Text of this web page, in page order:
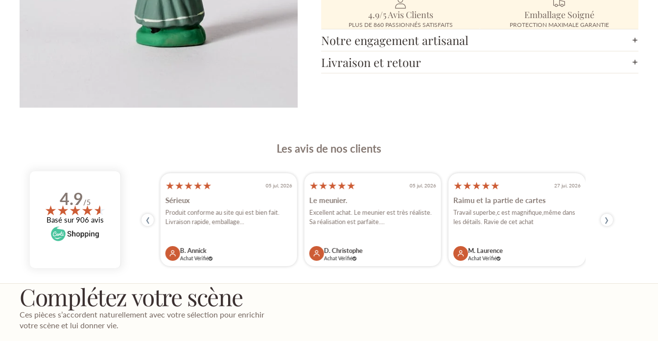
4.9/5 Avis Clients
PLUS DE 860 PASSIONNÉS SATISFAITS
Emballage Soigné
PROTECTION MAXIMALE GARANTIE
Notre engagement artisanal
Livraison et retour
Les avis de nos clients
4.9/5
★★★★★
★
Basé sur 906 avis ‹
Bonbour Comme d'habitude tout est parfait
et arrive sans encombré Mille...
★★★★★ 05 jul, 2026
Sérieux
Produit conforme au site qui est bien fait.
Livraison rapide, emballage...
B. Annick
Achat Vérifié
★★★★★ 05 jul, 2026
Le meunier.
Excellent achat. Le meunier est très réaliste.
Sa réalisation est parfaite....
D. Christophe
Achat Vérifié
★★★★★ 27 jui, 2026
Raimu et la partie de cartes
Travail superbe,c est magnifique,même dans
les détails. Ravie de cet achat
M. Laurence
Achat Vérifié
vous , car j'ai
›
Complétez votre scène
Ces pièces s’accordent naturellement avec votre sélection pour enrichir
votre scène et lui donner vie.